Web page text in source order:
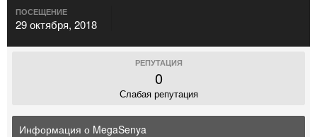
ПОСЕЩЕНИЕ
29 октября, 2018
РЕПУТАЦИЯ
0
Слабая репутация
Информация о MegaSenya